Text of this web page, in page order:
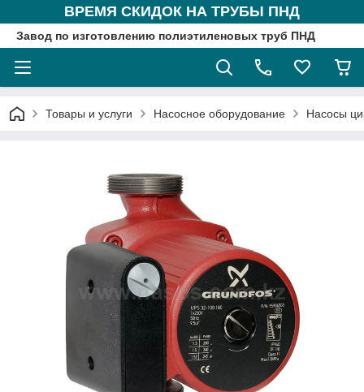
ВРЕМЯ СКИДОК НА ТРУБЫ ПНД
Завод по изготовлению полиэтиленовых труб ПНД
Товары и услуги Насосное оборудование Насосы